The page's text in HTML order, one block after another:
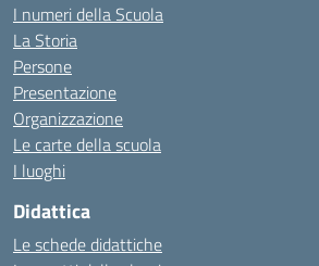
I numeri della Scuola
La Storia
Persone
Presentazione
Organizzazione
Le carte della scuola
I luoghi
Didattica
Le schede didattiche